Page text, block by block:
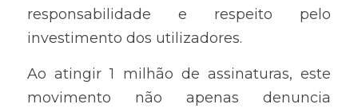
responsabilidade e respeito pelo
investimento dos utilizadores.
Ao atingir 1 milhão de assinaturas, este
movimento não apenas denuncia